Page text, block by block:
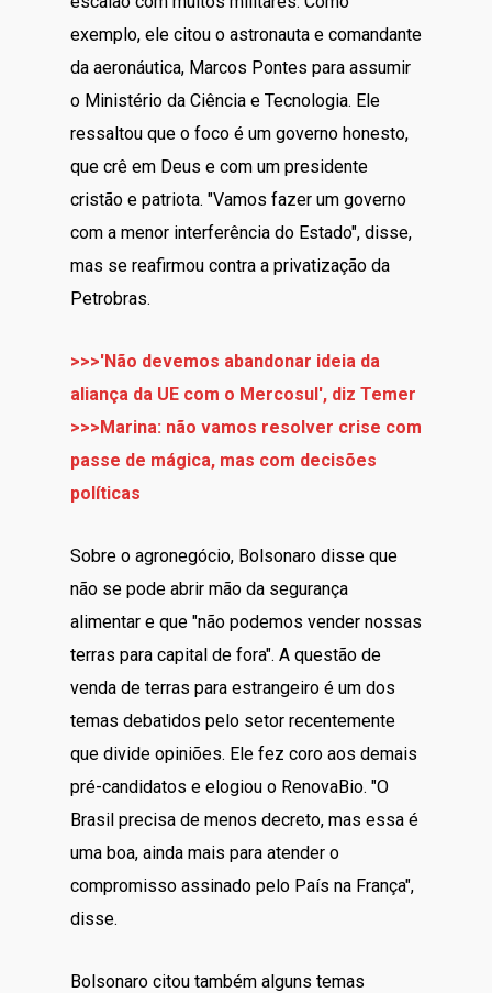
exemplo, ele citou o astronauta e comandante
da aeronáutica, Marcos Pontes para assumir
o Ministério da Ciência e Tecnologia. Ele
ressaltou que o foco é um governo honesto,
que crê em Deus e com um presidente
cristão e patriota. "Vamos fazer um governo
com a menor interferência do Estado", disse,
mas se reafirmou contra a privatização da
Petrobras.
>>>'Não devemos abandonar ideia da
aliança da UE com o Mercosul', diz Temer
>>>Marina: não vamos resolver crise com
passe de mágica, mas com decisões
políticas
Sobre o agronegócio, Bolsonaro disse que
não se pode abrir mão da segurança
alimentar e que "não podemos vender nossas
terras para capital de fora". A questão de
venda de terras para estrangeiro é um dos
temas debatidos pelo setor recentemente
que divide opiniões. Ele fez coro aos demais
pré-candidatos e elogiou o RenovaBio. "O
Brasil precisa de menos decreto, mas essa é
uma boa, ainda mais para atender o
compromisso assinado pelo País na França",
disse.
Bolsonaro citou também alguns temas